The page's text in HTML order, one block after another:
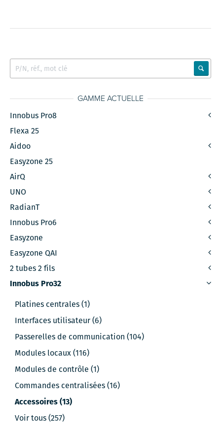
GAMME ACTUELLE
Innobus Pro8
Flexa 25
Aidoo
Easyzone 25
AirQ
UNO
RadianT
Innobus Pro6
Easyzone
Easyzone QAI
2 tubes 2 fils
Innobus Pro32
Platines centrales (1)
Interfaces utilisateur (6)
Passerelles de communication (104)
Modules locaux (116)
Modules de contrôle (1)
Commandes centralisées (16)
Accessoires (13)
Voir tous (257)